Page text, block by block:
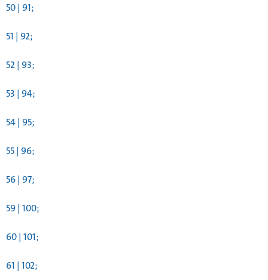
50 | 91;
51 | 92;
52 | 93;
53 | 94;
54 | 95;
55 | 96;
56 | 97;
59 | 100;
60 | 101;
61 | 102;